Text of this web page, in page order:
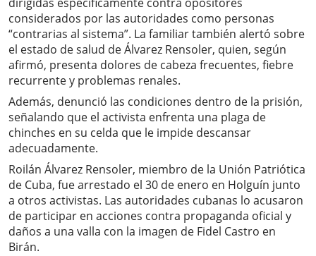
considerados por las autoridades como personas
“contrarias al sistema”. La familiar también alertó sobre
el estado de salud de Álvarez Rensoler, quien, según
afirmó, presenta dolores de cabeza frecuentes, fiebre
recurrente y problemas renales.
Además, denunció las condiciones dentro de la prisión,
señalando que el activista enfrenta una plaga de
chinches en su celda que le impide descansar
adecuadamente.
Roilán Álvarez Rensoler, miembro de la Unión Patriótica
de Cuba, fue arrestado el 30 de enero en Holguín junto
a otros activistas. Las autoridades cubanas lo acusaron
de participar en acciones contra propaganda oficial y
daños a una valla con la imagen de Fidel Castro en
Birán.